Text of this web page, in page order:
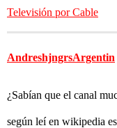
Televisión por Cable
AndreshjngrsArgentin
¿Sabían que el canal
según leí en wikipedia